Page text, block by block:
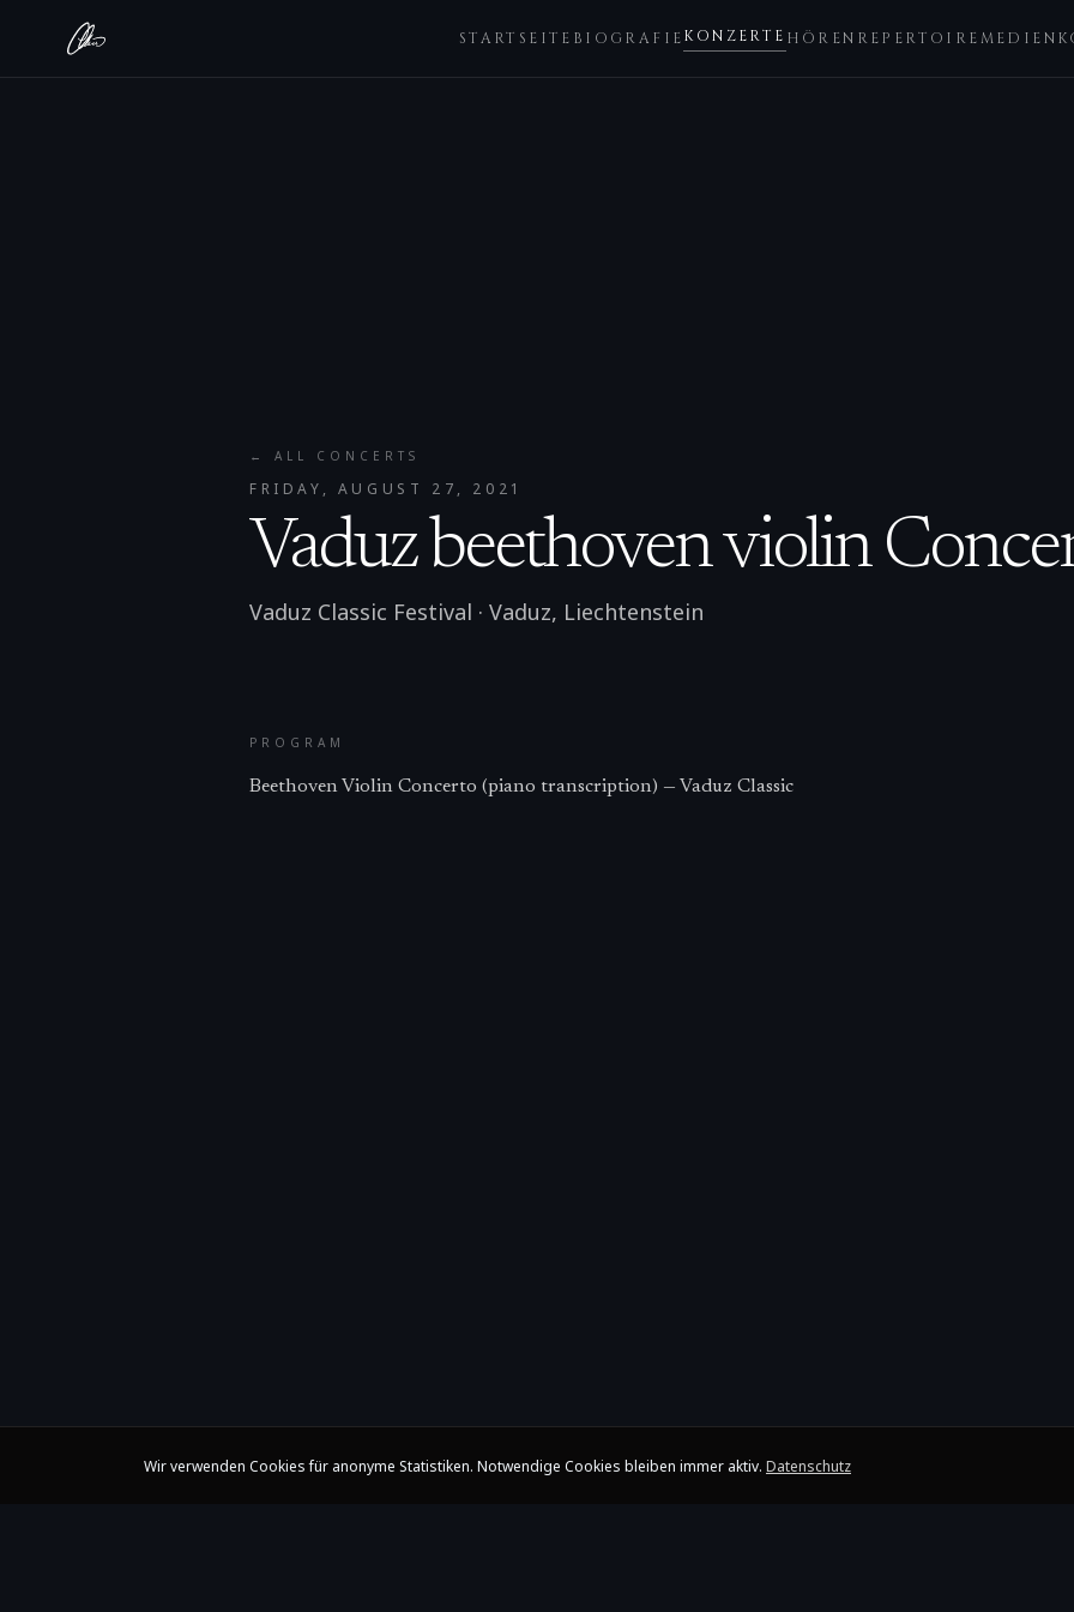
STARTSEITE BIOGRAFIEKONZERTE HÖREN REPERTOIREMEDIEN
← ALL CONCERTS
FRIDAY, AUGUST 27, 2021
Vaduz beethoven violin
Vaduz Classic Festival · Vaduz, Liechtenstein
PROGRAM
Beethoven Violin Concerto (piano transcription) — Vaduz Classic
Wir verwenden Cookies für anonyme Statistiken. Notwendige Cookies bleiben immer aktiv. Datenschutz